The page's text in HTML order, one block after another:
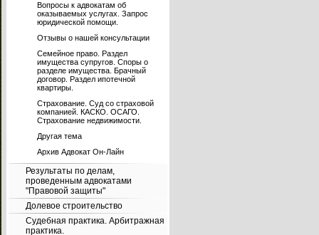
Вопросы к адвокатам об
оказываемых услугах. Запрос
юридической помощи.
Отзывы о нашей консультации
Семейное право. Раздел
имущества супругов. Споры о
разделе имущества. Брачный
договор. Раздел ипотечной
квартиры.
Страхование. Суд со страховой
компанией. КАСКО. ОСАГО.
Страхование недвижимости.
Другая тема
Архив Адвокат Он-Лайн
Результаты по делам,
проведенным адвокатами
"Правовой защиты"
Долевое строительство
Судебная практика. Арбитражная
практика.